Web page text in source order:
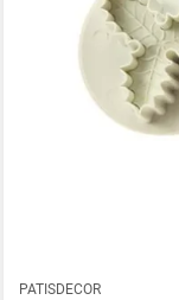
PATISDECOR